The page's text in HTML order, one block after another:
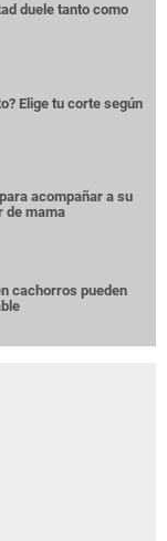
duele tanto como
Elige tu corte según
acompañar a su
de mama
cachorros pueden